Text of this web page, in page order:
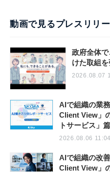
動画で見るプレスリリ
政府全体
けた取組
2026.08.07
AIで組織の業
Client View」
トサービス」
2026.08.06 11:04
AIで組織の改
Client View」